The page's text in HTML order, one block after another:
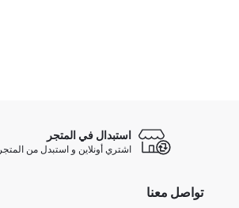
استبدال في المتجر
اشتري أونلاين و استبدل من المتجر
تواصل معنا